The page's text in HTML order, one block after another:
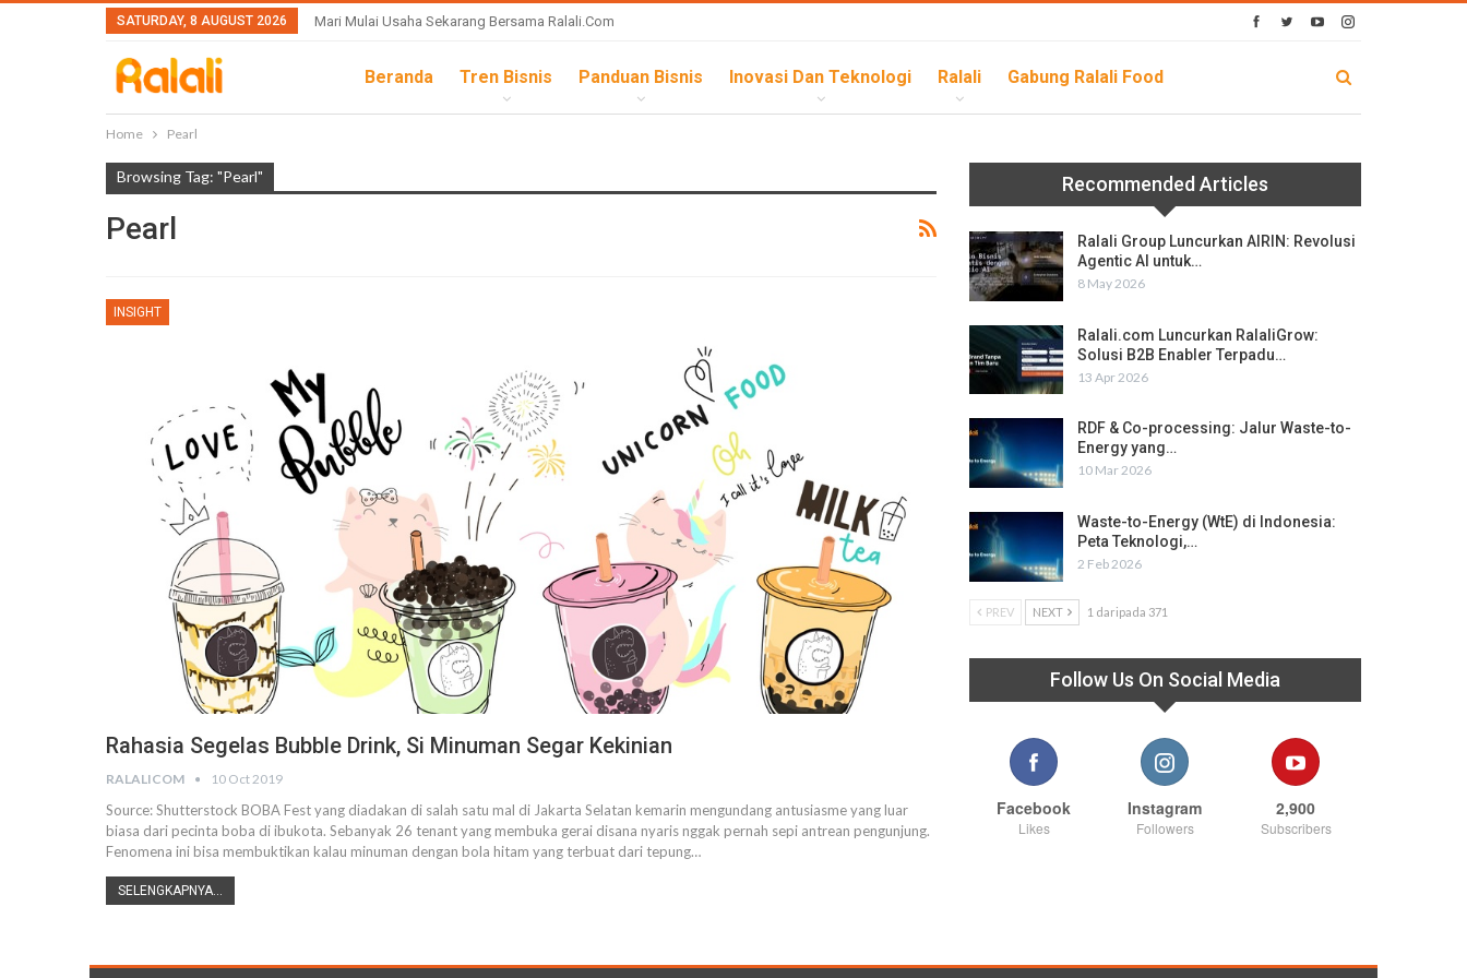
SATURDAY, 8 AUGUST 2026 Mari Mulai Usaha Sekarang Bersama Ralali.com
Beranda Tren Bisnis Panduan Bisnis Inovasi Dan Teknologi Ralali Gabung Ralali Food
Home Pearl
Browsing Tag: "Pearl"
Pearl
INSIGHT
Rahasia Segelas Bubble Drink, Si Minuman Segar Kekinian
RALALICOM 10 Oct 2019
Source: Shutterstock BOBA Fest yang diadakan di salah satu mal di Jakarta Selatan kemarin mengundang antusiasme yang luar
biasa dari pecinta boba di ibukota. Sebanyak 26 tenant yang membuka gerai disana nyaris nggak pernah sepi antrean pengunjung.
Fenomena ini bisa membuktikan kalau minuman dengan bola hitam yang terbuat dari tepung…
SELENGKAPNYA...
Recommended Articles
Ralali Group Luncurkan AIRIN: Revolusi
Agentic AI untuk…
8 May 2026
Ralali.com Luncurkan RalaliGrow:
Solusi B2B Enabler Terpadu…
13 Apr 2026
RDF & Co-processing: Jalur Waste-to-
Energy yang…
10 Mar 2026
Waste-to-Energy (WtE) di Indonesia:
Peta Teknologi,…
2 Feb 2026
PREV NEXT 1 daripada 371
Follow Us On Social Media
Facebook
Likes
Instagram
Followers
2,900
Subscribers